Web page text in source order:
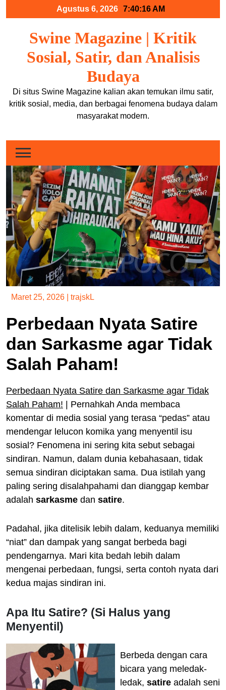
Agustus 6, 2026 7:40:16 AM
Swine Magazine | Kritik
Sosial, Satir, dan Analisis
Budaya
Di situs Swine Magazine kalian akan temukan ilmu satir,
kritik sosial, media, dan berbagai fenomena budaya dalam
masyarakat modern.
Maret 25, 2026 trajskL
Perbedaan Nyata Satire
dan Sarkasme agar Tidak
Salah Paham!
Perbedaan Nyata Satire dan Sarkasme agar Tidak
Salah Paham! | Pernahkah Anda membaca
komentar di media sosial yang terasa “pedas” atau
mendengar lelucon komika yang menyentil isu
sosial? Fenomena ini sering kita sebut sebagai
sindiran. Namun, dalam dunia kebahasaan, tidak
semua sindiran diciptakan sama. Dua istilah yang
paling sering disalahpahami dan dianggap kembar
adalah sarkasme dan satire.
Padahal, jika ditelisik lebih dalam, keduanya memiliki
“niat” dan dampak yang sangat berbeda bagi
pendengarnya. Mari kita bedah lebih dalam
mengenai perbedaan, fungsi, serta contoh nyata dari
kedua majas sindiran ini.
Apa Itu Satire? (Si Halus yang
Menyentil)
Berbeda dengan cara
bicara yang meledak-
ledak, satire adalah seni